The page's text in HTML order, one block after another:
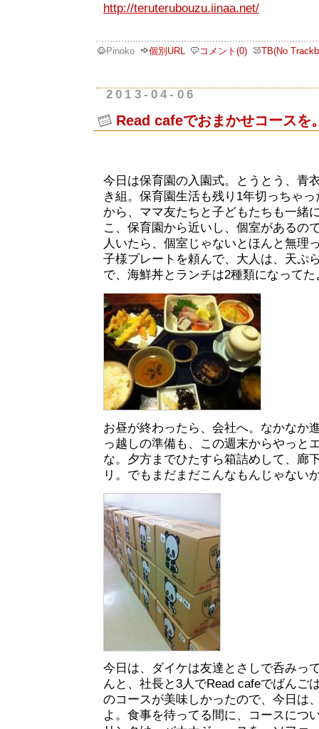
http://teruterubouzu.iinaa.net/
Pinoko 個別URL コメント(0) TB(No
2013-04-06
Read cafeでおまかせコースを
今日は保育園の入園式。とうとう、青
き組。保育園生活も残り1年切っちゃ
から、ママ友たちと子どもたちも一緒
こ、保育園から近いし、個室があるの
人いたら、個室じゃないとほんと無理
子様プレートを頼んで、大人は、天ぷ
で、海鮮丼とランチは2種類になってた
お昼が終わったら、会社へ。なかなか
っ越しの準備も、この週末からやっと
な。夕方までひたすら箱詰めして、廊
リ。でもまだまだこんなもんじゃない
今日は、ダイケは友達とさしで呑みっ
んと、社長と3人でRead cafeでばんご
のコースが美味しかったので、今日は
よ。食事を待ってる間に、コースにつ